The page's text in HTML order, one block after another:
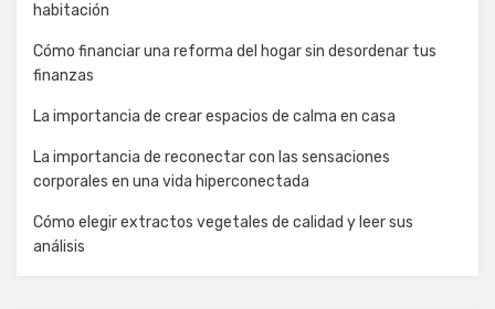
habitación
Cómo financiar una reforma del hogar sin desordenar tus
finanzas
La importancia de crear espacios de calma en casa
La importancia de reconectar con las sensaciones
corporales en una vida hiperconectada
Cómo elegir extractos vegetales de calidad y leer sus
análisis